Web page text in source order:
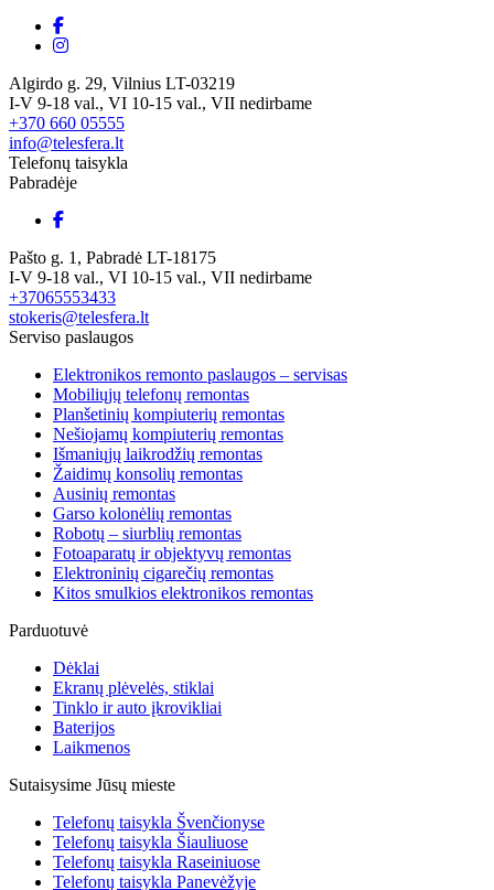
Algirdo g. 29, Vilnius LT-03219
I-V 9-18 val., VI 10-15 val., VII nedirbame
+370 660 05555
info@telesfera.lt
Telefonų taisykla
Pabradėje
Pašto g. 1, Pabradė LT-18175
I-V 9-18 val., VI 10-15 val., VII nedirbame
+37065553433
stokeris@telesfera.lt
Serviso paslaugos
Elektronikos remonto paslaugos – servisas
Mobiliųjų telefonų remontas
Planšetinių kompiuterių remontas
Nešiojamų kompiuterių remontas
Išmaniųjų laikrodžių remontas
Žaidimų konsolių remontas
Ausinių remontas
Garso kolonėlių remontas
Robotų – siurblių remontas
Fotoaparatų ir objektyvų remontas
Elektroninių cigarečių remontas
Kitos smulkios elektronikos remontas
Parduotuvė
Dėklai
Ekranų plėvelės, stiklai
Tinklo ir auto įkrovikliai
Baterijos
Laikmenos
Sutaisysime Jūsų mieste
Telefonų taisykla Švenčionyse
Telefonų taisykla Šiauliuose
Telefonų taisykla Raseiniuose
Telefonų taisykla Panevėžyje